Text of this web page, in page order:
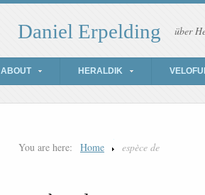
Daniel Erpelding über
ABOUT HERALDIK
You are here: Home espèce de